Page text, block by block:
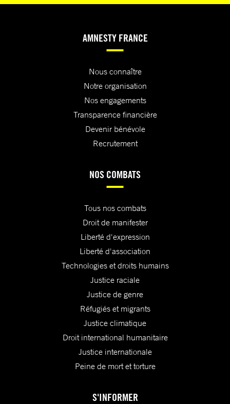
AMNESTY FRANCE
Nous connaître
Notre organisation
Nos engagements
Transparence financière
Devenir bénévole
Recrutement
NOS COMBATS
Tous nos combats
Droit de manifester
Liberté d'expression
Liberté d'association
Technologies et droits humains
Justice raciale
Justice de genre
Réfugiés et migrants
Justice climatique
Droit international humanitaire
Justice internationale
Peine de mort et torture
S'INFORMER